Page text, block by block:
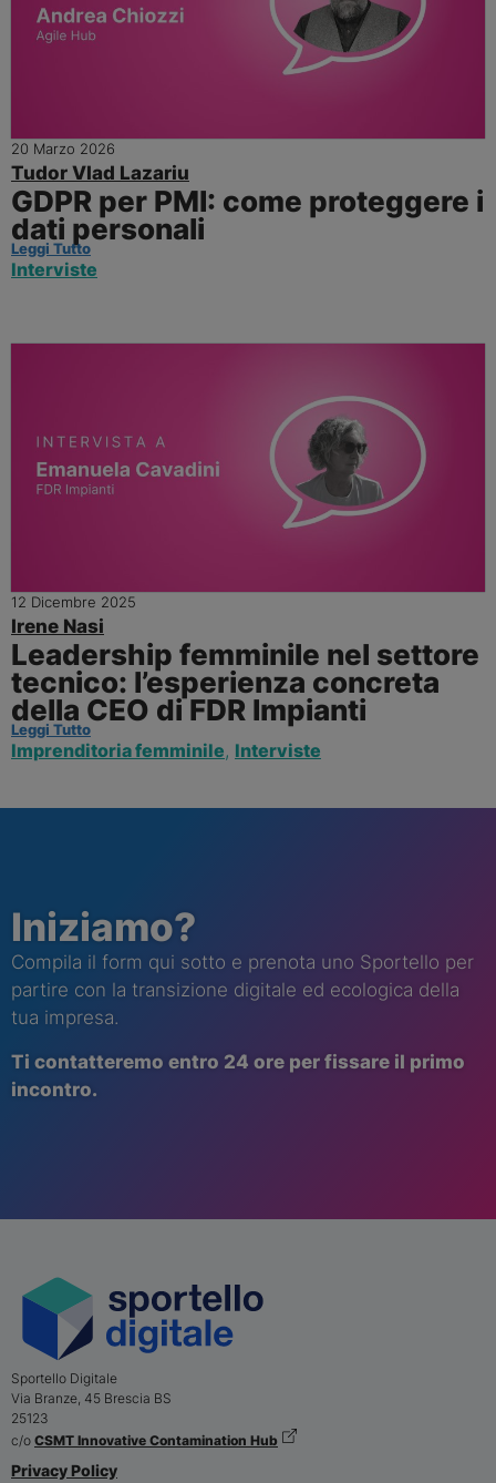
20 Marzo 2026
Tudor Vlad Lazariu
GDPR per PMI: come proteggere i
dati personali
Leggi Tutto
Interviste
12 Dicembre 2025
Irene Nasi
Leadership femminile nel settore
tecnico: l’esperienza concreta
della CEO di FDR Impianti
Leggi Tutto
Imprenditoria femminile, Interviste
Iniziamo?
Compila il form qui sotto e prenota uno Sportello per
partire con la transizione digitale ed ecologica della
tua impresa.
Ti contatteremo entro 24 ore per fissare il primo
incontro.
Sportello Digitale
Via Branze, 45 Brescia BS
25123
c/o CSMT Innovative Contamination Hub
Privacy Policy